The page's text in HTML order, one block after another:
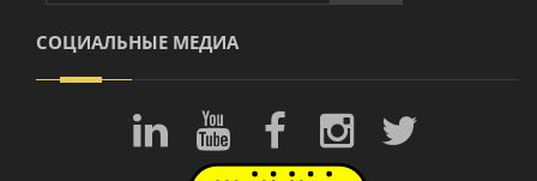
СОЦИАЛЬНЫЕ МЕДИА